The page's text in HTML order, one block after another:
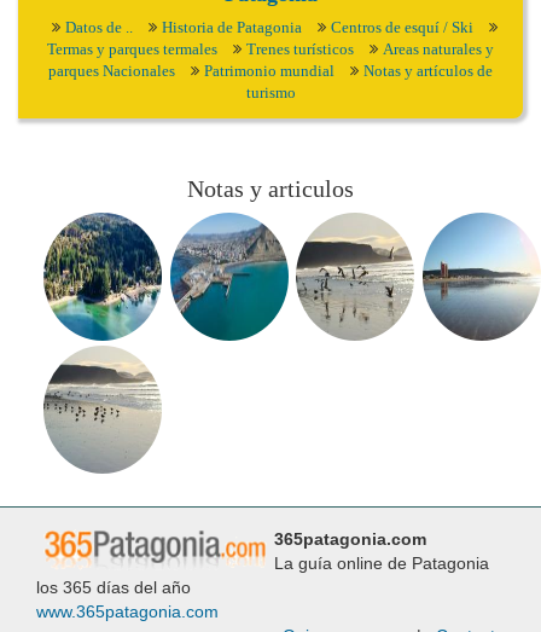
Datos de .. Historia de Patagonia
Centros de esquí / Ski
Termas y parques termales
Trenes turísticos
Areas naturales y
parques Nacionales
Patrimonio mundial
Notas y artículos de
turismo
Notas y articulos
365patagonia.com
La guía online de Patagonia
los 365 días del año
www.365patagonia.com